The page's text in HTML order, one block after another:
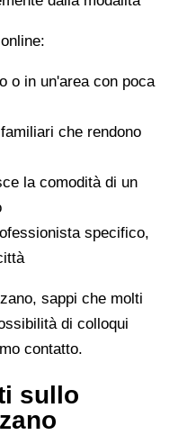
o in un'area con poca
che rendono
la comodità di un
specifico,
sappi che molti
di colloqui
contatto.
sullo